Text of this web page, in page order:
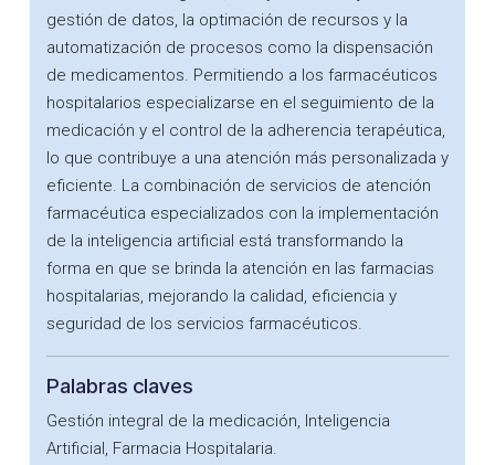
gestión de datos, la optimación de recursos y la
automatización de procesos como la dispensación
de medicamentos. Permitiendo a los farmacéuticos
hospitalarios especializarse en el seguimiento de la
medicación y el control de la adherencia terapéutica,
lo que contribuye a una atención más personalizada y
eficiente. La combinación de servicios de atención
farmacéutica especializados con la implementación
de la inteligencia artificial está transformando la
forma en que se brinda la atención en las farmacias
hospitalarias, mejorando la calidad, eficiencia y
seguridad de los servicios farmacéuticos.
Palabras claves
Gestión integral de la medicación, Inteligencia
Artificial, Farmacia Hospitalaria.